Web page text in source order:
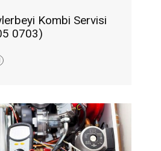
Kombi Servisi
0703)